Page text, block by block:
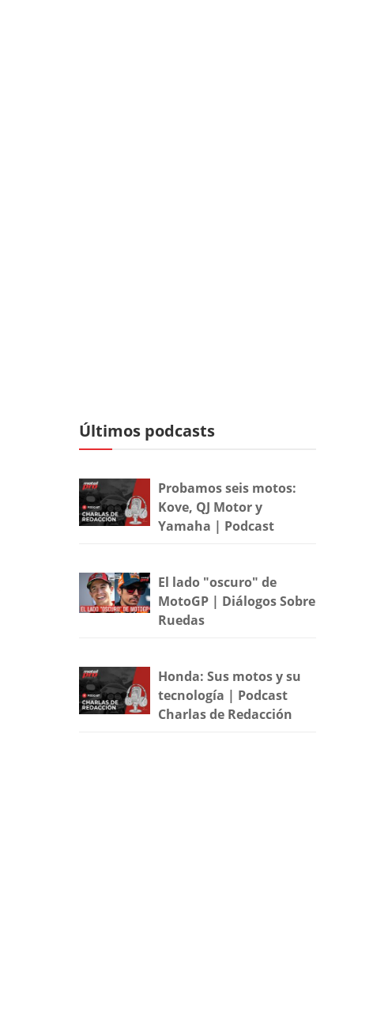
Últimos podcasts
Probamos seis motos:
Kove, QJ Motor y
Yamaha | Podcast
El lado "oscuro" de
MotoGP | Diálogos Sobre
Ruedas
Honda: Sus motos y su
tecnología | Podcast
Charlas de Redacción